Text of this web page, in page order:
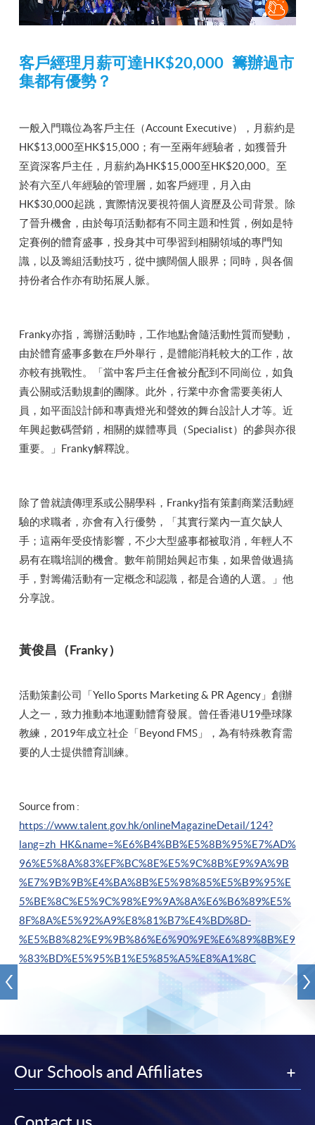
客戶經理月薪可達HK$20,000 籌辦過市
集都有優勢？
一般入門職位為客戶主任（Account Executive），月薪約是
HK$13,000至HK$15,000；有一至兩年經驗者，如獲晉升
至資深客戶主任，月薪約為HK$15,000至HK$20,000。至
於有六至八年經驗的管理層，如客戶經理，月入由
HK$30,000起跳，實際情況要視符個人資歷及公司背景。除
了晉升機會，由於每項活動都有不同主題和性質，例如是特
定賽例的體育盛事，投身其中可學習到相關領域的專門知
識，以及籌組活動技巧，從中擴闊個人眼界；同時，與各個
持份者合作亦有助拓展人脈。
Franky亦指，籌辦活動時，工作地點會隨活動性質而變動，
由於體育盛事多數在戶外舉行，是體能消耗較大的工作，故
亦較有挑戰性。「當中客戶主任會被分配到不同崗位，如負
責公關或活動規劃的團隊。此外，行業中亦會需要美術人
員，如平面設計師和專責燈光和聲效的舞台設計人才等。近
年興起數碼營銷，相關的媒體專員（Specialist）的參與亦很
重要。」Franky解釋說。
除了曾就讀傳理系或公關學科，Franky指有策劃商業活動經
驗的求職者，亦會有入行優勢，「其實行業內一直欠缺人
手；這兩年受疫情影響，不少大型盛事都被取消，年輕人不
易有在職培訓的機會。數年前開始興起市集，如果曾做過搞
手，對籌備活動有一定概念和認識，都是合適的人選。」他
分享說。
黃俊昌（Franky）
活動策劃公司「Yello Sports Marketing & PR Agency」創辦
人之一，致力推動本地運動體育發展。曾任香港U19壘球隊
教練，2019年成立社企「Beyond FMS」，為有特殊教育需
要的人士提供體育訓練。
Source from :
https://www.talent.gov.hk/onlineMagazineDetail/124?
lang=zh_HK&name=%E6%B4%BB%E5%8B%95%E7%AD%
96%E5%8A%83%EF%BC%8E%E5%9C%8B%E9%9A%9B
%E7%9B%9B%E4%BA%8B%E5%98%85%E5%B9%95%E
5%BE%8C%E5%9C%98%E9%9A%8A%E6%B6%89%E5%
8F%8A%E5%92%A9%E8%81%B7%E4%BD%8D-
%E5%B8%82%E9%9B%86%E6%90%9E%E6%89%8B%E9
%83%BD%E5%95%B1%E5%85%A5%E8%A1%8C
Our Schools and Affiliates